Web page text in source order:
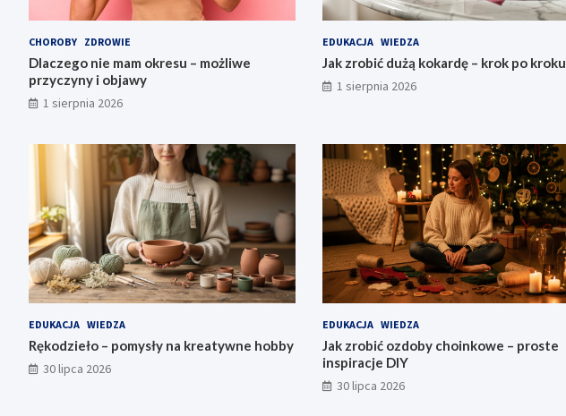
CHOROBY ZDROWIE
Dlaczego nie mam okresu – możliwe
przyczyny i objawy
1 sierpnia 2026
EDUKACJA WIEDZA
Jak zrobić dużą kokardę – krok po kroku
1 sierpnia 2026
EDUKACJA WIEDZA
Rękodzieło – pomysły na kreatywne hobby
30 lipca 2026
EDUKACJA WIEDZA
Jak zrobić ozdoby choinkowe – proste
inspiracje DIY
30 lipca 2026